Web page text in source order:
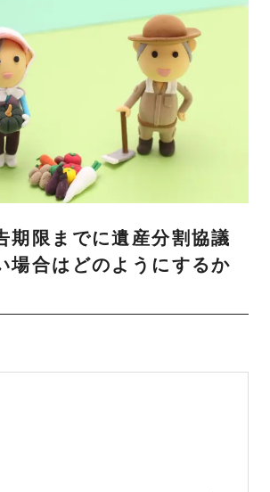
期限までに遺産分割協議
場合はどのようにするか